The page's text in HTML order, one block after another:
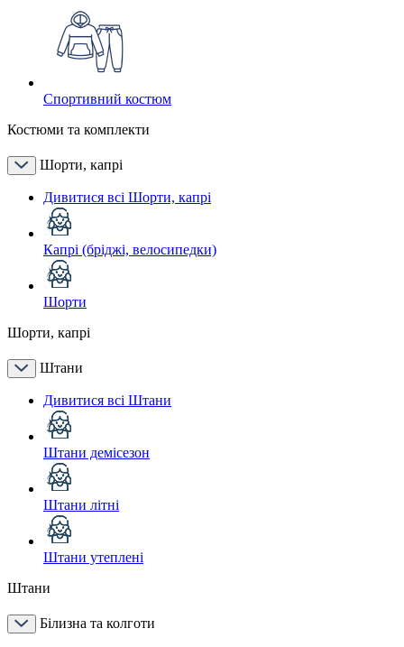
Спортивний костюм
Костюми та комплекти
Шорти, капрі
Дивитися всі Шорти, капрі
Капрі (бріджі, велосипедки)
Шорти
Шорти, капрі
Штани
Дивитися всі Штани
Штани демісезон
Штани літні
Штани утеплені
Штани
Білизна та колготи